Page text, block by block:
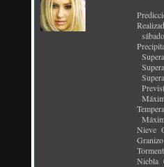
Nieve
Niebla